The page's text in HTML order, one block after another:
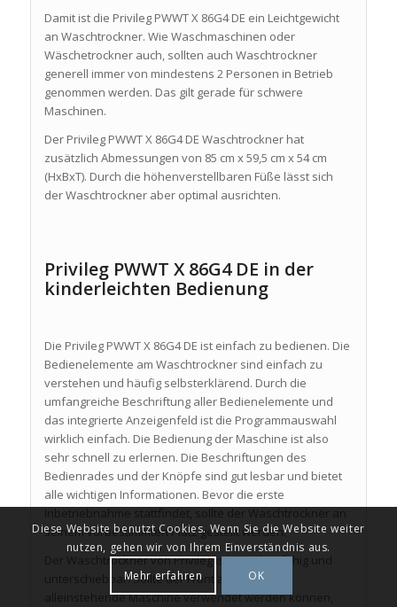
Damit ist die Privileg PWWT X 86G4 DE ein Leichtgewicht
an Waschtrockner. Wie Waschmaschinen oder
Wäschetrockner auch, sollten auch Waschtrockner
generell immer von mindestens 2 Personen in Betrieb
genommen werden. Das gilt gerade für schwere
Maschinen.
Der Privileg PWWT X 86G4 DE Waschtrockner hat
zusätzlich Abmessungen von 85 cm x 59,5 cm x 54 cm
(HxBxT). Durch die höhenverstellbaren Füße lässt sich
der Waschtrockner aber optimal ausrichten.
Privileg PWWT X 86G4 DE in der
kinderleichten Bedienung
Die Privileg PWWT X 86G4 DE ist einfach zu bedienen. Die
Bedienelemente am Waschtrockner sind einfach zu
verstehen und häufig selbsterklärend. Durch die
umfangreiche Beschriftung aller Bedienelemente und
das integrierte Anzeigenfeld ist die Programmauswahl
wirklich einfach. Die Bedienung der Maschine ist also
sehr schnell zu erlernen. Die Beschriftungen des
Bedienrades und der Knöpfe sind gut lesbar und bietet
alle wichtigen Informationen. Bevor die erste
seinem vorbestimmten Platz gestellt werden.
Der Waschtrockner von Privileg ist unterbaufähig und
unterschiebbar. Sollte der Frontlader nicht als
alleinstehende Maschine verwendet werden können,
Diese Website benutzt Cookies. Wenn Sie die Website weiter
nutzen, gehen wir von Ihrem Einverständnis aus.
Mehr erfahren
OK